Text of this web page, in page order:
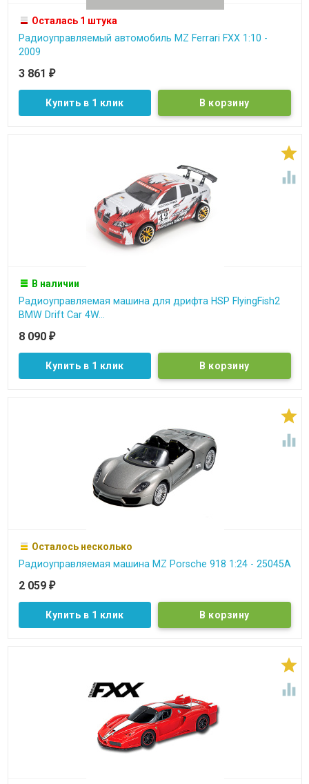
Осталась 1 штука
Радиоуправляемый автомобиль MZ Ferrari FXX 1:10 -
2009
3 861 ₽
Купить в 1 клик


В наличии
Радиоуправляемая машина для дрифта HSP FlyingFish2
BMW Drift Car 4W...
8 090 ₽
Купить в 1 клик


Осталось несколько
Радиоуправляемая машина MZ Porsche 918 1:24 - 25045A
2 059 ₽
Купить в 1 клик

